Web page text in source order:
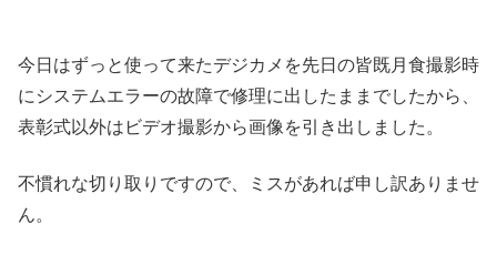
今日はずっと使って来たデジカメを先日の皆既月食撮影時
にシステムエラーの故障で修理に出したままでしたから、
表彰式以外はビデオ撮影から画像を引き出しました。
不慣れな切り取りですので、ミスがあれば申し訳ありませ
ん。